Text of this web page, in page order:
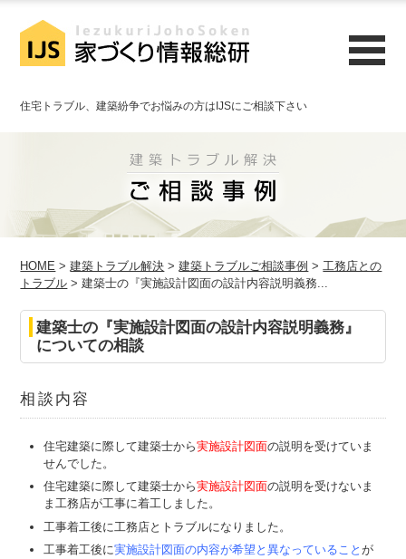
住宅トラブル、建築紛争でお悩みの方はIJSにご相談下さい
HOME >建築トラブル解決 >建築トラブルご相談事例 >工務店との
トラブル > 建築士の『実施設計図面の設計内容説明義務...
建築士の『実施設計図面の設計内容説明義務』
についての相談
相談内容
住宅建築に際して建築士から実施設計図面の説明を受けていま
せんでした。
住宅建築に際して建築士から実施設計図面の説明を受けないま
ま工務店が工事に着工しました。
工事着工後に工務店とトラブルになりました。
工事着工後に実施設計図面の内容が希望と異なっていることが